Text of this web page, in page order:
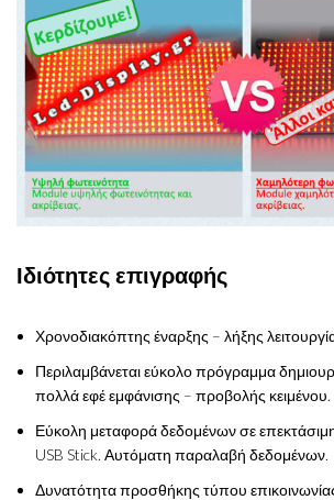
Ιδιότητες επιγραφής
Χρονοδιακόπτης έναρξης – λήξης
Περιλαμβάνεται εύκολο πρόγραμμα
πολλά εφέ εμφάνισης – προβολής κειμένου.
Εύκολη μεταφορά δεδομένων σε
USB Stick. Αυτόματη παραλαβή δεδομένων.
Δυνατότητα προσθήκης τύπου